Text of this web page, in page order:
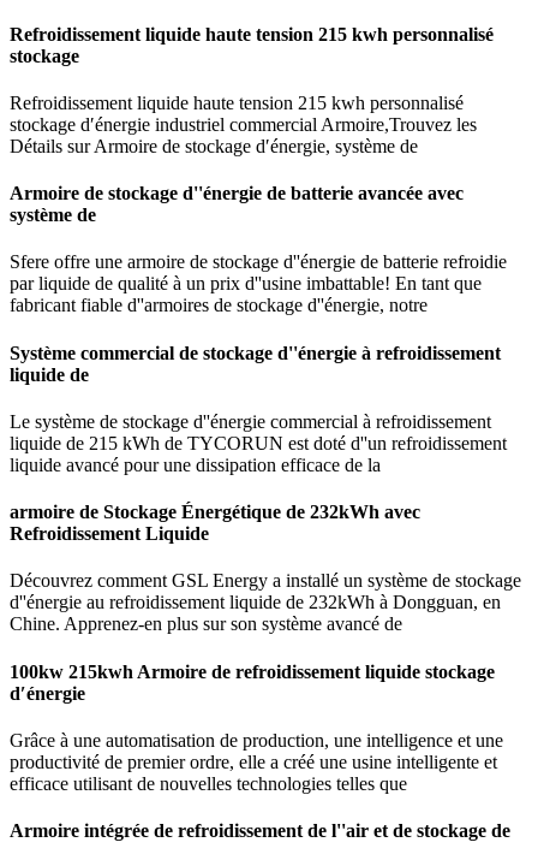
Refroidissement liquide haute tension 215 kwh personnalisé
stockage
Refroidissement liquide haute tension 215 kwh personnalisé
stockage d′énergie industriel commercial Armoire,Trouvez les
Détails sur Armoire de stockage d′énergie, système de
Armoire de stockage d''énergie de batterie avancée avec
système de
Sfere offre une armoire de stockage d''énergie de batterie refroidie
par liquide de qualité à un prix d''usine imbattable! En tant que
fabricant fiable d''armoires de stockage d''énergie, notre
Système commercial de stockage d''énergie à refroidissement
liquide de
Le système de stockage d''énergie commercial à refroidissement
liquide de 215 kWh de TYCORUN est doté d''un refroidissement
liquide avancé pour une dissipation efficace de la
armoire de Stockage Énergétique de 232kWh avec
Refroidissement Liquide
Découvrez comment GSL Energy a installé un système de stockage
d''énergie au refroidissement liquide de 232kWh à Dongguan, en
Chine. Apprenez-en plus sur son système avancé de
100kw 215kwh Armoire de refroidissement liquide stockage
d′énergie
Grâce à une automatisation de production, une intelligence et une
productivité de premier ordre, elle a créé une usine intelligente et
efficace utilisant de nouvelles technologies telles que
Armoire intégrée de refroidissement de l''air et de stockage de